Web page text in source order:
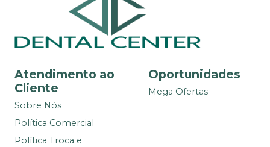
Atendimento ao
Cliente
Sobre Nós
Política Comercial
Política Troca e
Oportunidades
Mega Ofertas